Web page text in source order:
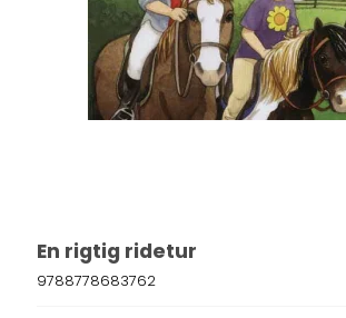
En rigtig ridetur
9788778683762